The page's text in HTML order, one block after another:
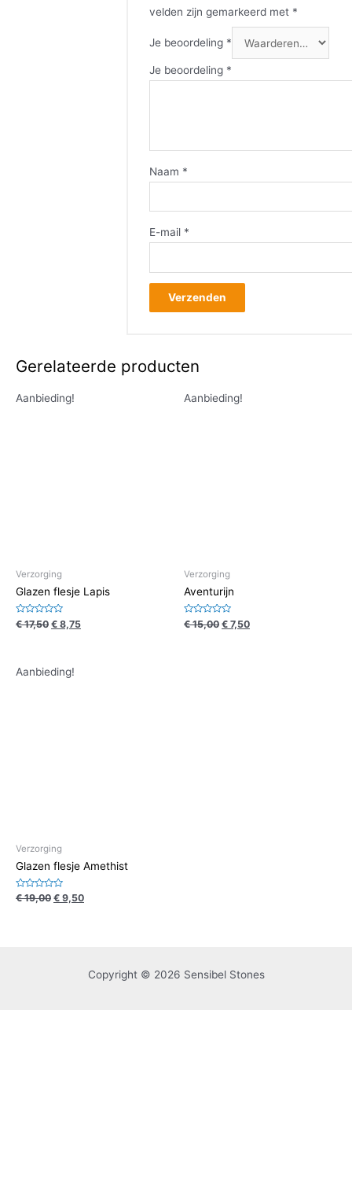
velden zijn gemarkeerd met *
Je beoordeling *
Je beoordeling *
Naam *
E-mail *
Gerelateerde producten
Aanbieding!
Verzorging
Glazen flesje Lapis
Waardering
0
€17,50 € 8,75
Aanbieding!
Verzorging
Aventurijn
Waardering
0
€15,00 € 7,50
Aanbieding!
Verzorging
Glazen flesje Amethist
Waardering
0
€19,00 € 9,50
Copyright © 2026 Sensibel Stones